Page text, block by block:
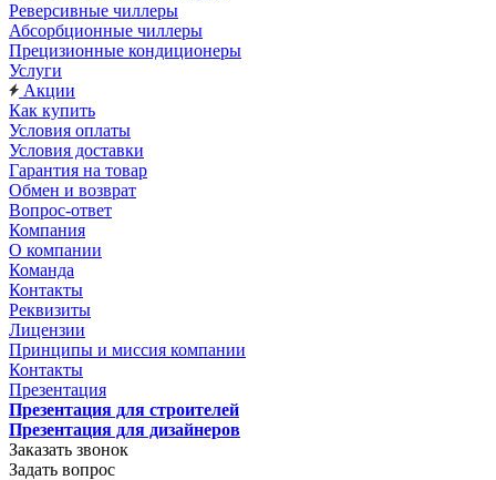
Реверсивные чиллеры
Абсорбционные чиллеры
Прецизионные кондиционеры
Услуги
Акции
Как купить
Условия оплаты
Условия доставки
Гарантия на товар
Обмен и возврат
Вопрос-ответ
Компания
О компании
Команда
Контакты
Реквизиты
Лицензии
Принципы и миссия компании
Контакты
Презентация
Презентация для строителей
Презентация для дизайнеров
Заказать звонок
Задать вопрос